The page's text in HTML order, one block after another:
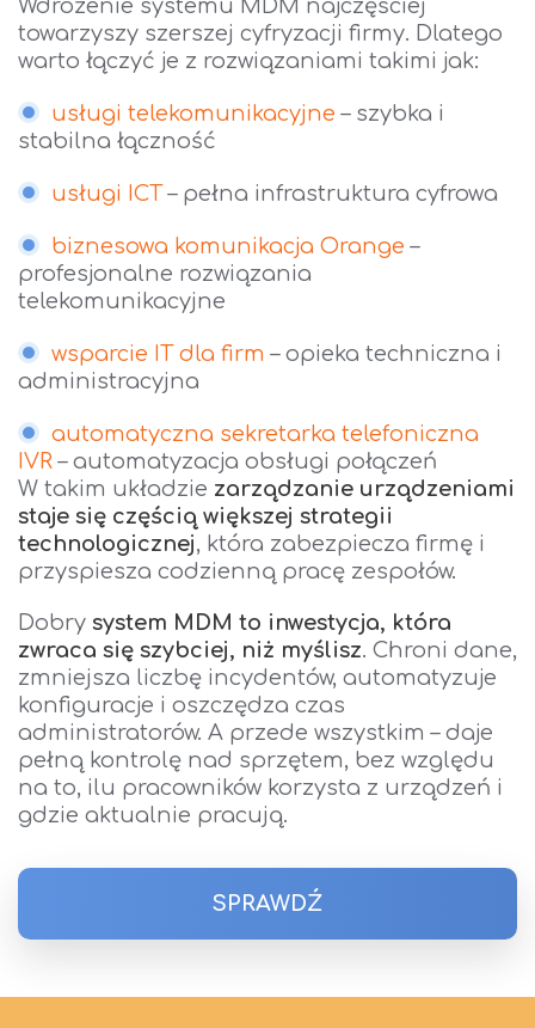
Wdrożenie systemu MDM najczęściej
towarzyszy szerszej cyfryzacji firmy. Dlatego
warto łączyć je z rozwiązaniami takimi jak:
usługi telekomunikacyjne – szybka i
stabilna łączność
usługi ICT – pełna infrastruktura cyfrowa
biznesowa komunikacja Orange –
profesjonalne rozwiązania
telekomunikacyjne
wsparcie IT dla firm – opieka techniczna i
administracyjna
automatyczna sekretarka telefoniczna
IVR – automatyzacja obsługi połączeń
W takim układzie zarządzanie urządzeniami
staje się częścią większej strategii
technologicznej, która zabezpiecza firmę i
przyspiesza codzienną pracę zespołów.
Dobry system M DM to inwestycja, która
zwraca się szybciej, niż myślisz. Chroni dane,
zmniejsza liczbę incydentów, automatyzuje
konfiguracje i oszczędza czas
administratorów. A przede wszystkim – daje
pełną kontrolę nad sprzętem, bez względu
na to, ilu pracowników korzysta z urządzeń i
gdzie aktualnie pracują.
SPRAWDŹ